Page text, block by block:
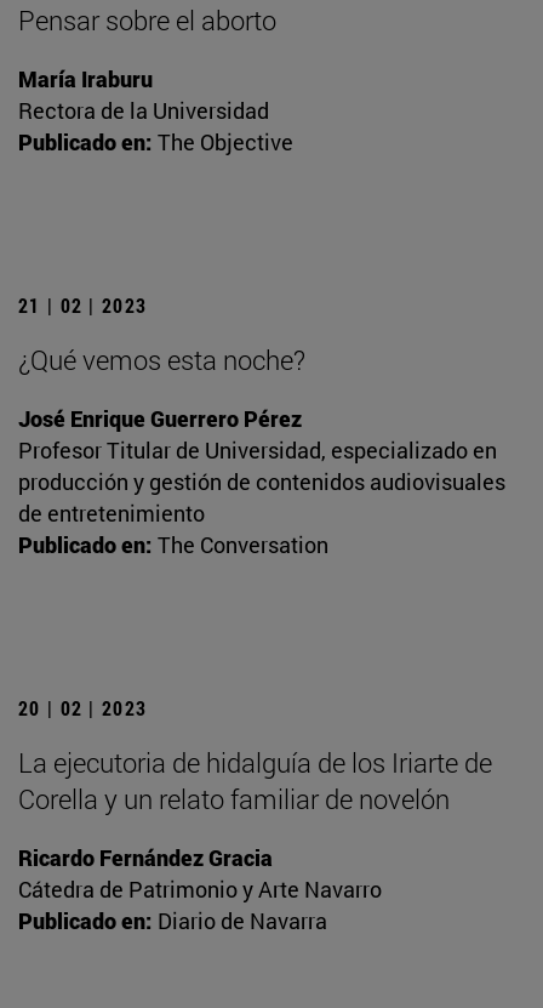
Pensar sobre el aborto
María Iraburu
Rectora de la Universidad
Publicado en: The Objective
21 | 02 | 2023
¿Qué vemos esta noche?
José Enrique Guerrero Pérez
Profesor Titular de Universidad, especializado en
producción y gestión de contenidos audiovisuales
de entretenimiento
Publicado en: The Conversation
20 | 02 | 2023
La ejecutoria de hidalguía de los Iriarte de
Corella y un relato familiar de novelón
Ricardo Fernández Gracia
Cátedra de Patrimonio y Arte Navarro
Publicado en: Diario de Navarra